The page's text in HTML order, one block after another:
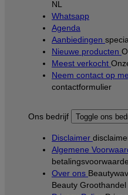
NL
Whatsapp
Agenda
Aanbiedingen
Nieuwe producten
Meest verkocht
Neem contact op
contactformulier
Ons bedrijf Toggle ons
Disclaimer
Algemene
Over ons
Beauty Groothandel